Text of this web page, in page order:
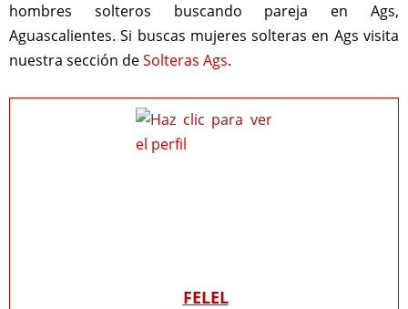
hombres solteros buscando pareja en Ags,
Aguascalientes. Si buscas mujeres solteras en Ags visita
nuestra sección deSolteras Ags.
FELEL